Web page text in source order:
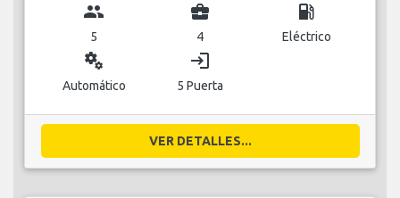
group
5
business_center
4
local_gas_station
Eléctrico
miscellaneous_services
Automático
login
5 Puerta
VER DETALLES...